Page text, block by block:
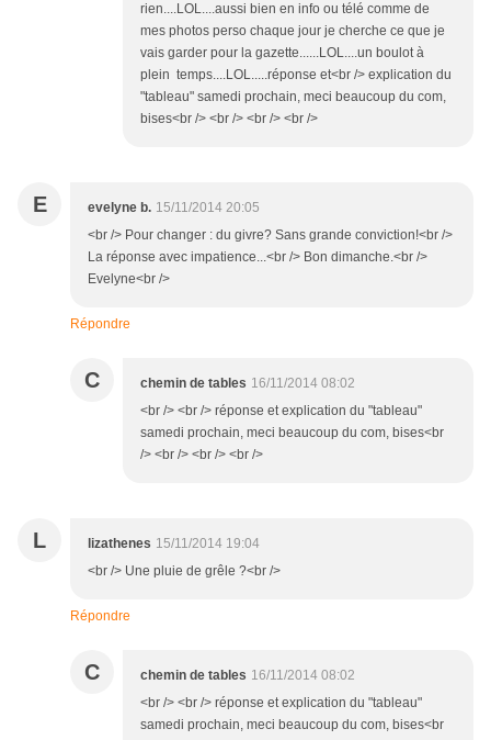
rien....LOL....aussi bien en info ou télé comme de
mes photos perso chaque jour je cherche ce que je
vais garder pour la gazette......LOL....un boulot à
plein temps....LOL.....réponse et<br /> explication du
"tableau" samedi prochain, meci beaucoup du com,
bises<br /> <br /> <br /> <br />
E evelyne b. 15/11/2014 20:05
<br /> Pour changer : du givre? Sans grande conviction!<br />
La réponse avec impatience...<br /> Bon dimanche.<br />
Evelyne<br />
Répondre
C chemin de tables 16/11/2014 08:02
<br /> <br /> réponse et explication du "tableau"
samedi prochain, meci beaucoup du com, bises<br
/> <br /> <br /> <br />
L lizathenes 15/11/2014 19:04
<br /> Une pluie de grêle ?<br />
Répondre
C chemin de tables 16/11/2014 08:02
<br /> <br /> réponse et explication du "tableau"
samedi prochain, meci beaucoup du com, bises<br